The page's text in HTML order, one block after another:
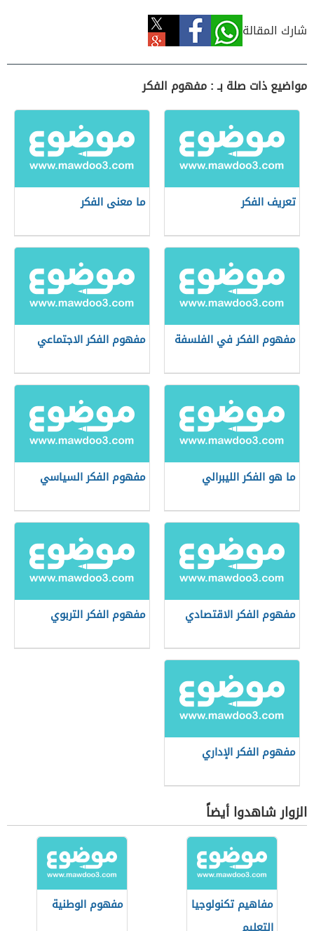
شارك المقالة
مواضيع ذات صلة بـ : مفهوم الفكر
تعريف الفكر ما معنى الفكر
مفهوم الفكر في الفلسفة مفهوم الفكر الاجتماعي
ما هو الفكر الليبرالي مفهوم الفكر السياسي
مفهوم الفكر الاقتصادي مفهوم الفكر التربوي
مفهوم الفكر الإداري
الزوار شاهدوا أيضاً
مفاهيم تكنولوجيا
مفهوم الوطنية